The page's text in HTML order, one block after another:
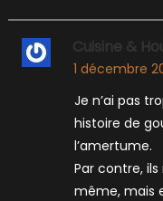
Cuisine &
1 décembre
Je n’ai pas
histoire de
l’amertume.
Par contre, ils
même, mais